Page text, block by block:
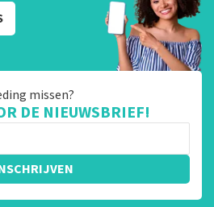
missen?
DE NIEUWSBRIEF!